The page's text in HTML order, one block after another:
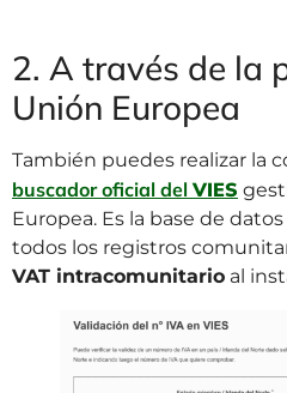
2. A través de la
Unión Europea
También puedes realizar la
buscador oficial del VIES
Europea. Es la base de
todos los registros
VAT intracomunitario al